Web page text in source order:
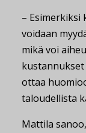
– Esimerkiksi
voidaan
mikä voi
ottaa
taloudellista
Mattila